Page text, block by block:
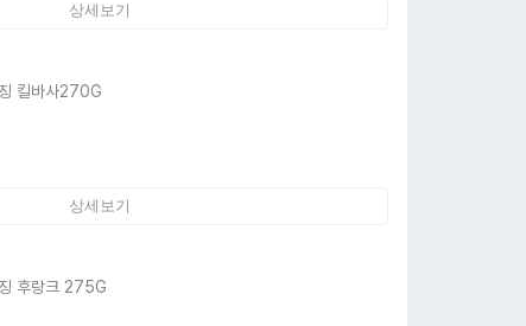
상세보기
킬바사270G
상세보기
후랑크 275G